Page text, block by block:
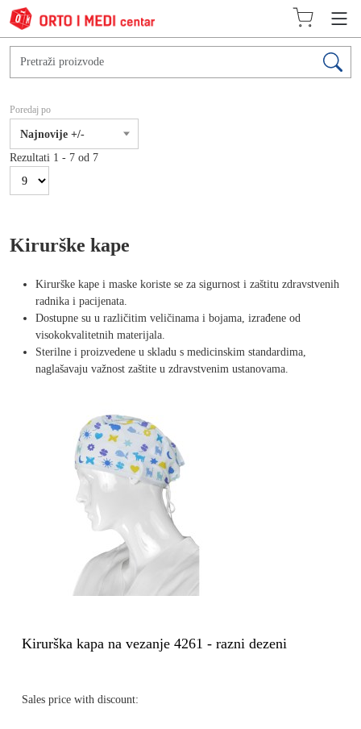
Poredaj po
Najnovije +/-
Rezultati 1 - 7 od 7
Kirurške kape
Kirurške kape i maske koriste se za sigurnost i zaštitu zdravstvenih
radnika i pacijenata.
Dostupne su u različitim veličinama i bojama, izrađene od
visokokvalitetnih materijala.
Sterilne i proizvedene u skladu s medicinskim standardima,
naglašavaju važnost zaštite u zdravstvenim ustanovama.
Kirurška kapa na vezanje 4261 - razni dezeni
Sales price with discount: